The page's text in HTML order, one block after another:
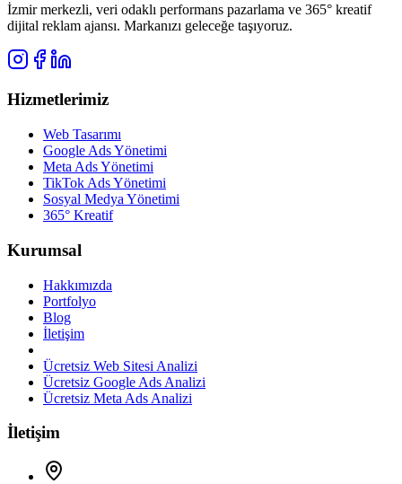
İzmir merkezli, veri odaklı performans pazarlama ve 365° kreatif
dijital reklam ajansı. Markanızı geleceğe taşıyoruz.
Hizmetlerimiz
Web Tasarımı
Google Ads Yönetimi
Meta Ads Yönetimi
TikTok Ads Yönetimi
Sosyal Medya Yönetimi
365° Kreatif
Kurumsal
Hakkımızda
Portfolyo
Blog
İletişim
Ücretsiz Web Sitesi Analizi
Ücretsiz Google Ads Analizi
Ücretsiz Meta Ads Analizi
İletişim